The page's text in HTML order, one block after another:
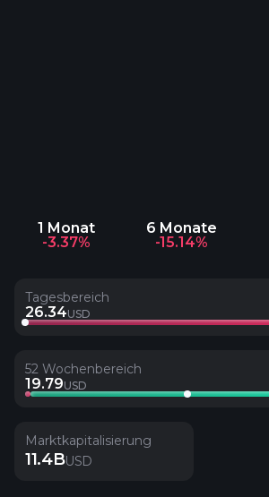
1 Monat
-3.37%
6 Monate
-15.14%
Tagesbereich
26.34USD
52 Wochenbereich
19.79USD
Marktkapitalisierung
11.4BUSD